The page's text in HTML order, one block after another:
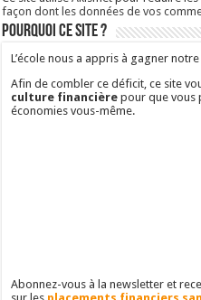
façon dont les données de vos
Pourquoi ce site ?
L’école nous a appris à gagner
Afin de combler ce déficit, ce site
culture financière pour que vous
économies vous-même.
Abonnez-vous à la newsletter et